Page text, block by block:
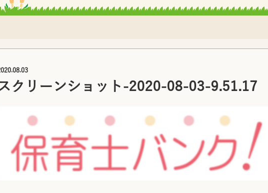
クリーンショット-2020-08-03-9.51.17